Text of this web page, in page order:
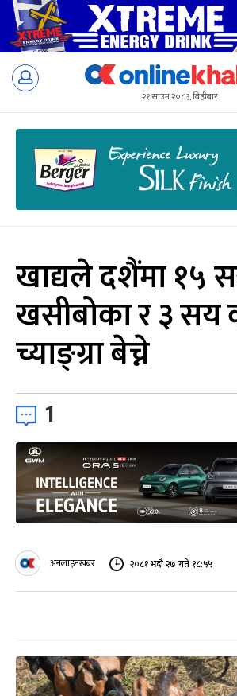
Skip
२१ साउन २०८३, बिहीबार
खाद्यले दशैंमा १५
खसीबोका र ३ सय
च्याङ्ग्रा बेच्ने
1
अनलाइनखबर २०८१ भदौ २७ गते १८:५५